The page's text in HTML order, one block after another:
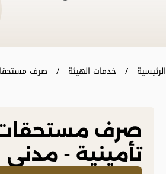
الرئيسية خدمات الهيئة صرف
صرف
تأمينية - مدني